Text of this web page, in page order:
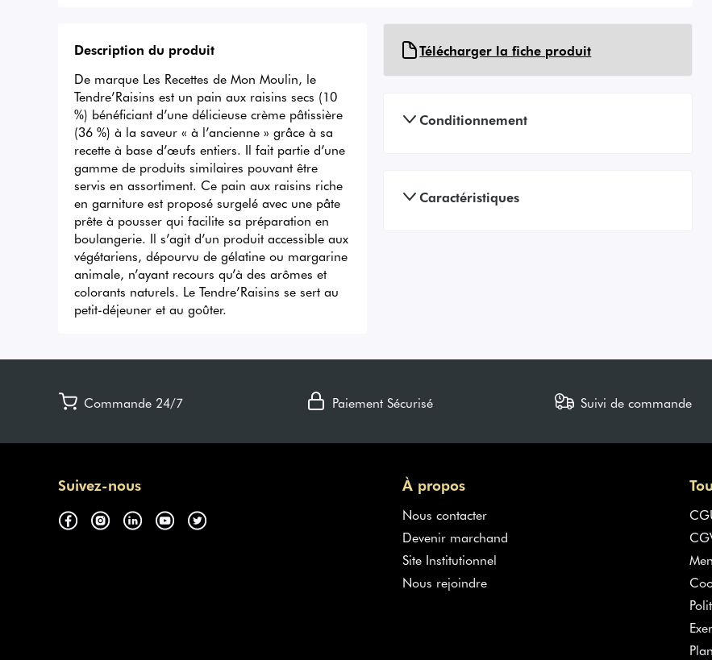
Description du produit
De marque Les Recettes de Mon Moulin, le
Tendre’Raisins est un pain aux raisins secs (10
%) bénéficiant d’une délicieuse crème pâtissière
(36 %) à la saveur « à l’ancienne » grâce à sa
recette à base d’œufs entiers. Il fait partie d’une
gamme de produits similaires pouvant être
servis en assortiment. Ce pain aux raisins riche
en garniture est proposé surgelé avec une pâte
prête à pousser qui facilite sa préparation en
boulangerie. Il s’agit d’un produit accessible aux
végétariens, dépourvu de gélatine ou margarine
animale, n’ayant recours qu’à des arômes et
colorants naturels. Le Tendre’Raisins se sert au
petit-déjeuner et au goûter.
Télécharger la fiche produit
Conditionnement
Caractéristiques
Commande 24/7 Paiement Sécurisé Suivi de commande
Suivez-nous À propos
Nous contacter
Devenir marchand
Site Institutionnel
Nous rejoindre